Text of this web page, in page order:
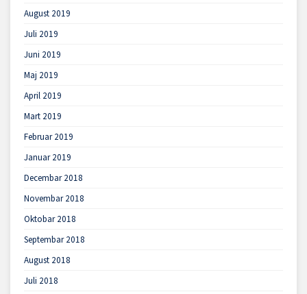
August 2019
Juli 2019
Juni 2019
Maj 2019
April 2019
Mart 2019
Februar 2019
Januar 2019
Decembar 2018
Novembar 2018
Oktobar 2018
Septembar 2018
August 2018
Juli 2018